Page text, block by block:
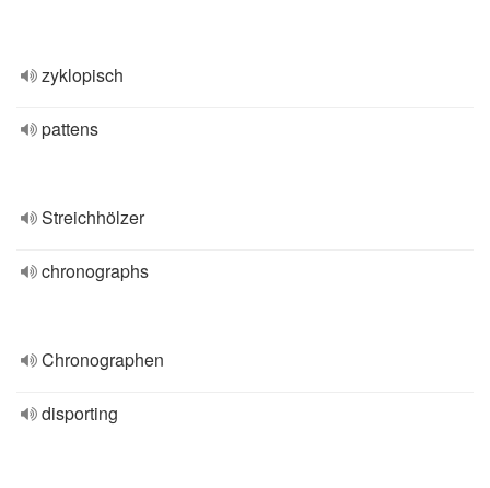
zyklopisch
pattens
Streichhölzer
chronographs
Chronographen
disporting